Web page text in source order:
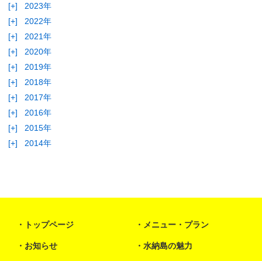
[+]
2023年
[+]
2022年
[+]
2021年
[+]
2020年
[+]
2019年
[+]
2018年
[+]
2017年
[+]
2016年
[+]
2015年
[+]
2014年
トップページ メニュー・プラン
お知らせ 水納島の魅力